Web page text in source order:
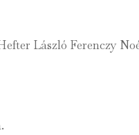
László Ferenczy